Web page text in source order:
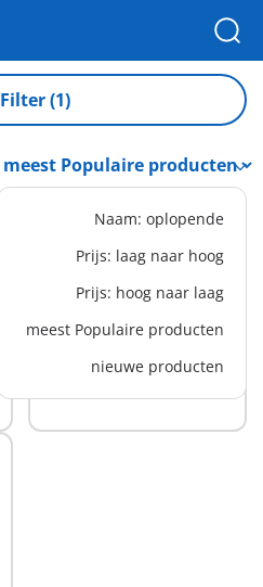
Filter (1)
Naam: oplopende
Prijs: laag naar hoog
Prijs: hoog naar laag
meest Populaire producten
nieuwe producten
71627 - Spinrotsen
16,99 €
beschikbaar